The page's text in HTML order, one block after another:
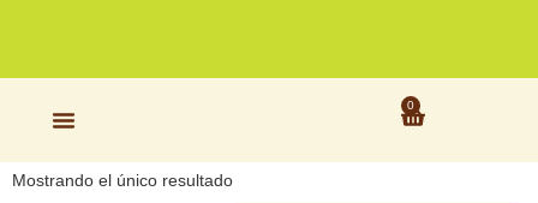
físicas
0
90 Porciones
Mostrando el único resultado